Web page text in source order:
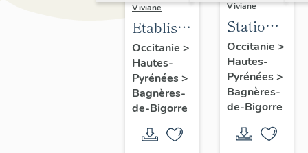
Viviane
Etablissements
thermaux
disparus
de
Bagnères-
de-
Bigorre
Occitanie >
Hautes-
Pyrénées>
Bagnères-
de-Bigorre
Viviane
Station
thermale
de
Bagnères-
de-
Bigorre
Occitanie >
Hautes-
Pyrénées>
Bagnères-
de-Bigorre